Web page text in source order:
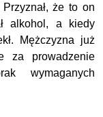
że to on
alkohol, a kiedy
Mężczyzna już
za prowadzenie
wymaganych